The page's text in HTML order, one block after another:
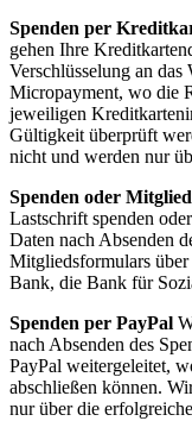
Spenden per
gehen Ihre
Verschlüsselung an
Micropayment, wo die
jeweiligen
Gültigkeit überprüft
nicht und werden nur
Spenden oder
Lastschrift spenden
Daten nach Absenden
Mitgliedsformulars über
Bank, die Bank für
Spenden per PayPal
nach Absenden des
PayPal weitergeleitet,
abschließen können.
nur über die